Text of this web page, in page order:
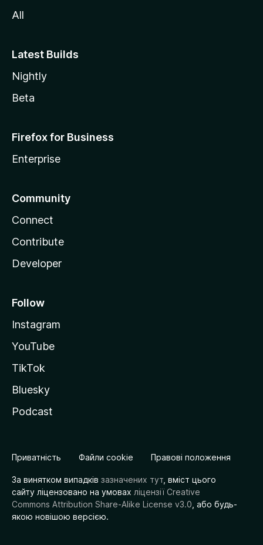
All
Latest Builds
Nightly
Beta
Firefox for Business
Enterprise
Community
Connect
Contribute
Developer
Follow
Instagram
YouTube
TikTok
Bluesky
Podcast
Приватність Файли cookie Правові положення
За винятком випадків зазначених тут , вміст цього
сайту ліцензовано на умовах ліцензії Creative
Commons Attribution Share-Alike License v3.0 , або будь-
якою новішою версією.